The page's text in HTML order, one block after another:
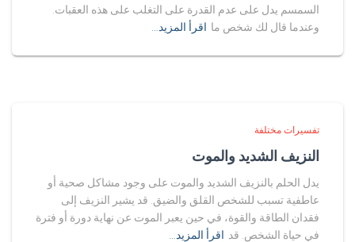
السمسم يدل على عدم القدرة على التغلب على هذه العقبات.
وعندما قال لك شخص ما اقرأ المزيد…
تفسيرات مختلفة
النزيف الشديد والموت
يدل الحلم بالنزيف الشديد والموت على وجود مشاكل صحية أو
عاطفية تسبب للشخص القلق والضيق. قد يشير النزيف إلى
فقدان الطاقة والقوة، في حين يعبر الموت عن نهاية دورة أو فترة
في حياة الشخص. قد اقرأ المزيد…